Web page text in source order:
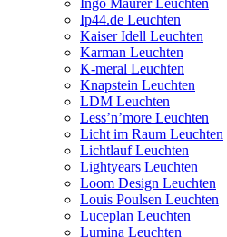
Ip44.de Leuchten
Kaiser Idell Leuchten
Karman Leuchten
K-meral Leuchten
Knapstein Leuchten
LDM Leuchten
Less’n’more Leuchten
Licht im Raum Leuchten
Lichtlauf Leuchten
Lightyears Leuchten
Loom Design Leuchten
Louis Poulsen Leuchten
Luceplan Leuchten
Lumina Leuchten